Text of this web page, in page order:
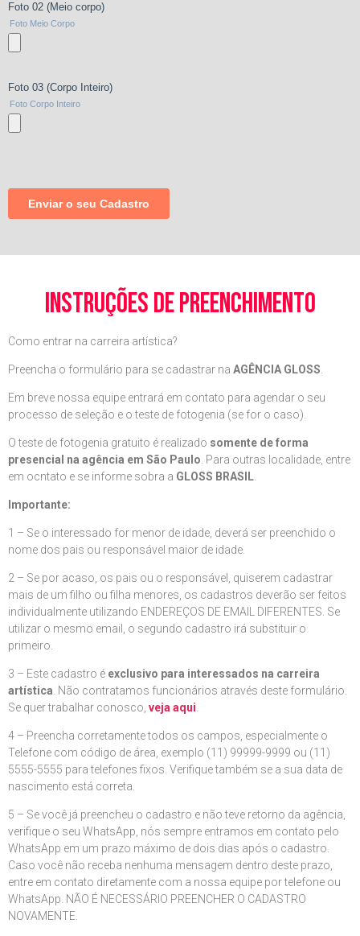
instruções de preenchimento
Como entrar na carreira artística?
Preencha o formulário para se cadastrar na AGÊNCIA GLOSS
Em breve nossa equipe entrará em contato para agendar o seu
processo de seleção e o teste de fotogenia (se for o caso).
O teste de fotogenia gratuito é realizado somente de forma
presencial na agência em São Paulo . Para outras localidade, entre
em ocntato e se informe sobra a GLOSS BRASIL
Importante:
1 – Se o interessado for menor de idade, deverá ser preenchido o
nome dos pais ou responsável maior de idade.
2 – Se por acaso, os pais ou o responsável, quiserem cadastrar
mais de um filho ou filha menores, os cadastros deverão ser feitos
individualmente utilizando ENDEREÇOS DE EMAIL DIFERENTES. Se
utilizar o mesmo email, o segundo cadastro irá substituir o
primeiro.
3 – Este cadastro é exclusivo para interessados na carreira
artística . Não contratamos funcionários através deste formulário.
Se quer trabalhar conosco, veja aqui
4 – Preencha corretamente todos os campos, especialmente o
Telefone com código de área, exemplo (11) 99999-9999 ou (11)
5555-5555 para telefones fixos. Verifique também se a sua data de
nascimento está correta.
5 – Se você já preencheu o cadastro e não teve retorno da agência,
verifique o seu WhatsApp, nós sempre entramos em contato pelo
WhatsApp em um prazo máximo de dois dias após o cadastro.
Caso você não receba nenhuma mensagem dentro deste prazo,
entre em contato diretamente com a nossa equipe por telefone ou
WhatsApp. NÃO É NECESSÁRIO PREENCHER O CADASTRO
NOVAMENTE.